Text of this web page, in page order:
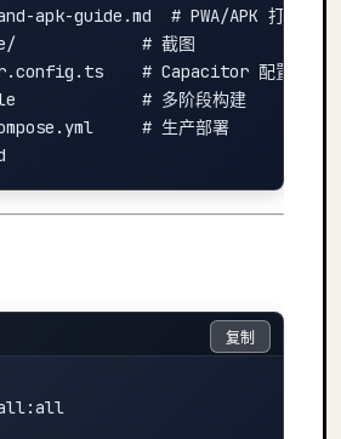
apk-guide.md  # PWA/APK 打包指南
# 截图
# Capacitor 配置
# 多阶段构建
# 生产部署
复制
复制